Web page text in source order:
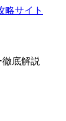
底解説